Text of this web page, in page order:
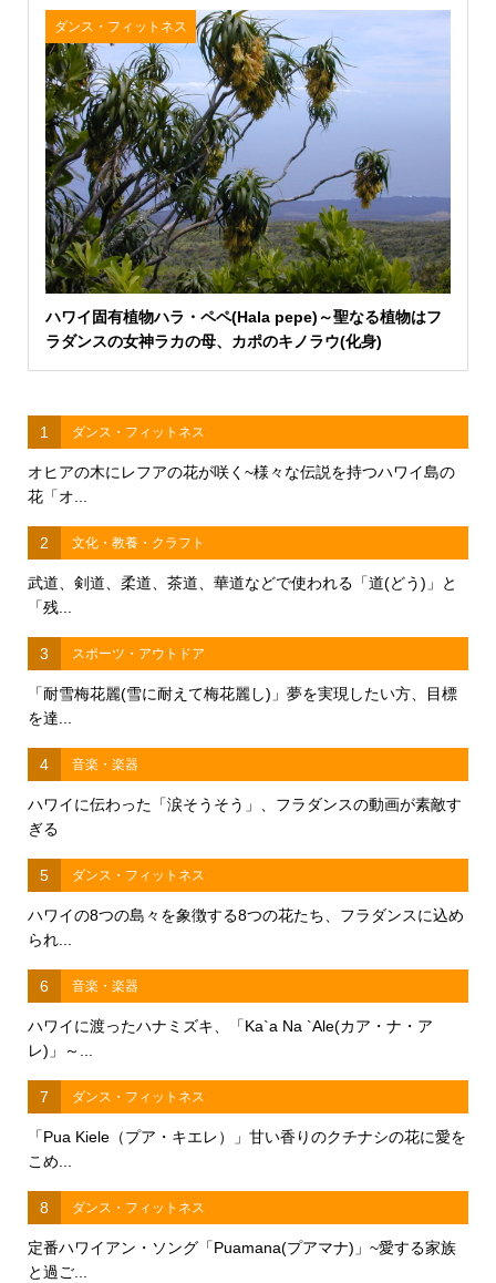
ダンス・フィットネス
ハワイ固有植物ハラ・ペペ(Hala pepe)～聖なる植物はフ
ラダンスの女神ラカの母、カポのキノラウ(化身)
1 ダンス・フィットネス
オヒアの木にレフアの花が咲く~様々な伝説を持つハワイ島の
花「オ...
2 文化・教養・クラフト
武道、剣道、柔道、茶道、華道などで使われる「道(どう)」と
「残...
3 スポーツ・アウトドア
「耐雪梅花麗(雪に耐えて梅花麗し)」夢を実現したい方、目標
を達...
4 音楽・楽器
ハワイに伝わった「涙そうそう」、フラダンスの動画が素敵す
ぎる
5 ダンス・フィットネス
ハワイの8つの島々を象徴する8つの花たち、フラダンスに込め
られ...
6 音楽・楽器
ハワイに渡ったハナミズキ、「Ka`a Na `Ale(カア・ナ・ア
レ)」～...
7 ダンス・フィットネス
「Pua Kiele（プア・キエレ）」甘い香りのクチナシの花に愛を
こめ...
8 ダンス・フィットネス
定番ハワイアン・ソング「Puamana(プアマナ)」~愛する家族
と過ご...